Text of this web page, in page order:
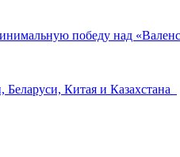
победу над
Китая и Казахстана